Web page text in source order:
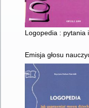
Logopedia : pytania
Emisja głosu